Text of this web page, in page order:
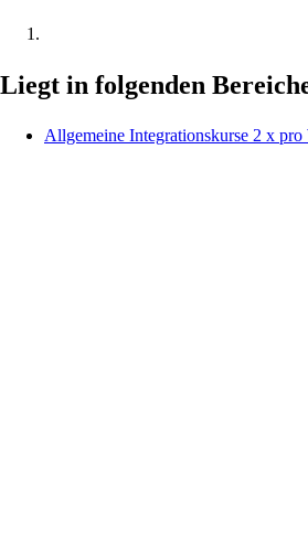
Liegt in folgenden
Allgemeine Integrationskurse 2 x pro